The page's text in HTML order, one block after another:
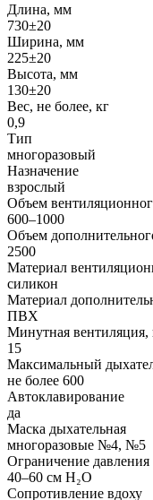
Длина, мм
730±20
Ширина, мм
225±20
Высота, мм
130±20
Вес, не более, кг
0,9
Тип
многоразовый
Назначение
взрослый
Объем
600–1000
Объем
2500
Материал
силикон
Материал
ПВХ
Минутная вентиляция,
15
Максимальный
не более 600
Автоклавирование
да
Маска дыхательная
многоразовые №4, №5
Ограничение
40–60 см H₂O
Сопротивление вдоху